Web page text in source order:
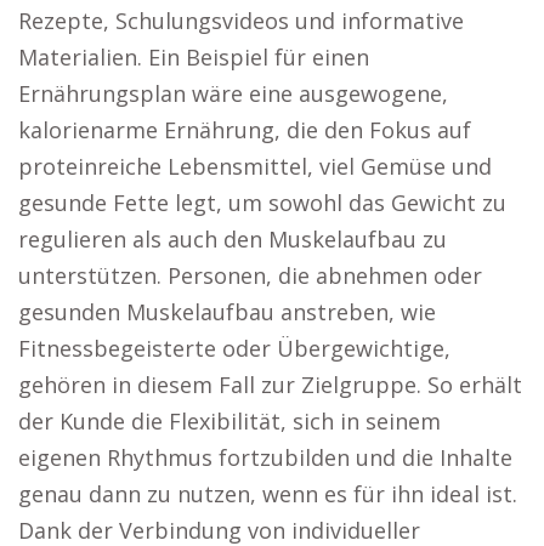
Rezepte, Schulungsvideos und informative
Materialien. Ein Beispiel für einen
Ernährungsplan wäre eine ausgewogene,
kalorienarme Ernährung, die den Fokus auf
proteinreiche Lebensmittel, viel Gemüse und
gesunde Fette legt, um sowohl das Gewicht zu
regulieren als auch den Muskelaufbau zu
unterstützen. Personen, die abnehmen oder
gesunden Muskelaufbau anstreben, wie
Fitnessbegeisterte oder Übergewichtige,
gehören in diesem Fall zur Zielgruppe. So erhält
der Kunde die Flexibilität, sich in seinem
eigenen Rhythmus fortzubilden und die Inhalte
genau dann zu nutzen, wenn es für ihn ideal ist.
Dank der Verbindung von individueller